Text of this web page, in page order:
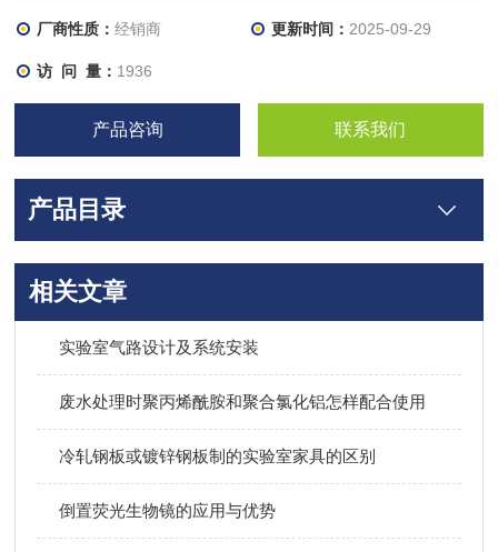
气体报警器。气瓶柜应设有气瓶安全提示标志，气瓶安全固定装
厂商性质：经销商 更新时间： 2025-09-29
访 问 量： 1936
产品咨询 联系我们
产品目录
相关文章
实验室气路设计及系统安装
废水处理时聚丙烯酰胺和聚合氯化铝怎样配合使用
冷轧钢板或镀锌钢板制的实验室家具的区别
倒置荧光生物镜的应用与优势